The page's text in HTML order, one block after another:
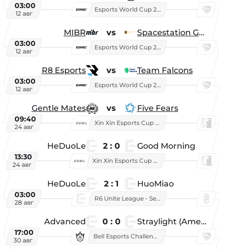
03:00
12 авг
Esports World Cup 2026
MIBR vs Spacestation Gaming
03:00
12 авг
Esports World Cup 2026
R8 Esports vs Team Falcons
03:00
12 авг
Esports World Cup 2026
Gentle Mates vs Five Fears
09:40
24 авг
Xin Xin Esports Cup 2025
HeDuoLe 2 : 0 Good Morning
13:30
24 авг
Xin Xin Esports Cup 2026
HeDuoLe 2 : 1 HuoMiao
03:00
28 авг
R6 Unite League - Season 1
Advanced 0 : 0 Straylight (American team)
17:00
30 авг
Bell Esports Challenge 2026